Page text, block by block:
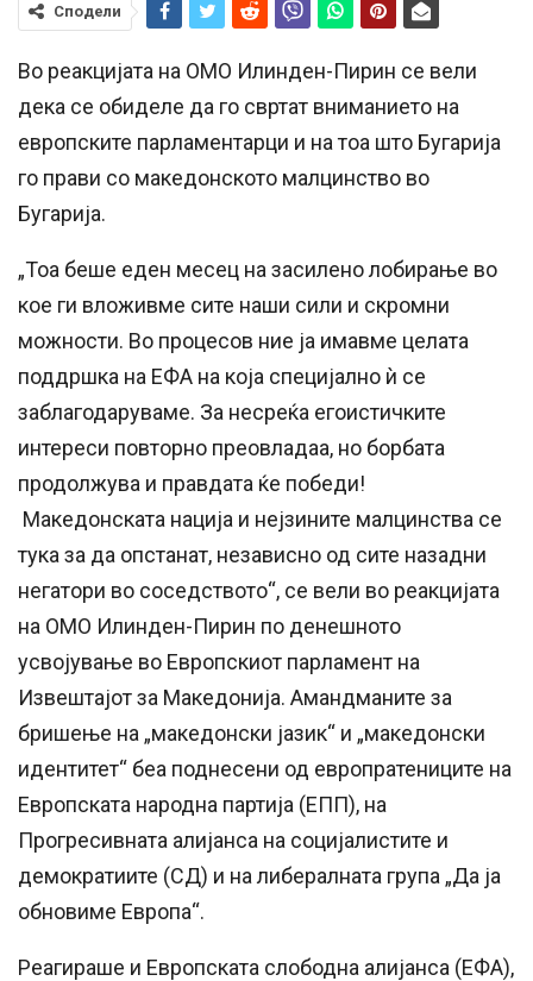
Сподели
Во реакцијата на ОМО Илинден-Пирин се вели
дека се обиделе да го свртат вниманието на
европските парламентарци и на тоа што Бугарија
го прави со македонското малцинство во
Бугарија.
„Тоа беше еден месец на засилено лобирање во
кое ги вложивме сите наши сили и скромни
можности. Во процесов ние ја имавме целата
поддршка на ЕФА на која специјално ѝ се
заблагодаруваме. За несреќа егоистичките
интереси повторно преовладаа, но борбата
продолжува и правдата ќе победи!
Македонската нација и нејзините малцинства се
тука за да опстанат, независно од сите назадни
негатори во соседството“, се вели во реакцијата
на ОМО Илинден-Пирин по денешното
усвојување во Европскиот парламент на
Извештајот за Македонија. Амандманите за
бришење на „македонски јазик“ и „македонски
идентитет“ беа поднесени од европратениците на
Европската народна партија (ЕПП), на
Прогресивната алијанса на социјалистите и
демократиите (СД) и на либералната група „Да ја
обновиме Европа“.
Реагираше и Европската слободна алијанса (ЕФА),